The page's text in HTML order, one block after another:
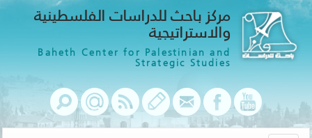
مركز باحث للدراسات الفلسطينية
والاستراتيجية
Baheth Center for Palestinian and
Strategic Studies